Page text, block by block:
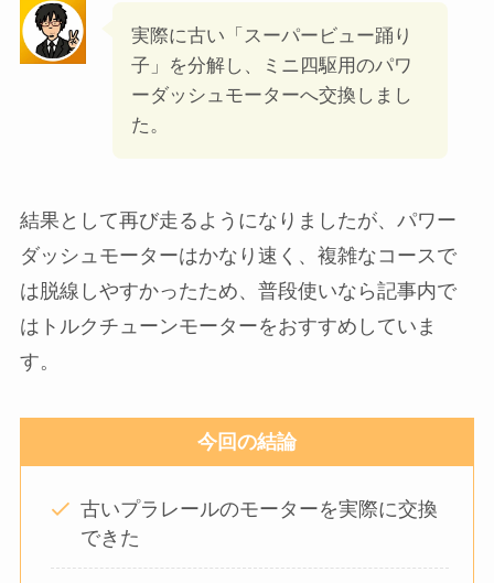
実際に古い「スーパービュー踊り
子」を分解し、ミニ四駆用のパワ
ーダッシュモーターへ交換しまし
た。
結果として再び走るようになりましたが、パワー
ダッシュモーターはかなり速く、複雑なコースで
は脱線しやすかったため、普段使いなら記事内で
はトルクチューンモーターをおすすめしていま
す。
今回の結論
古いプラレールのモーターを実際に交換
できた